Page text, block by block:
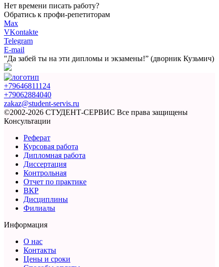
Нет времени писать работу?
Обратись к профи-репетиторам
Max
VKontakte
Telegram
E-mail
"Да забей ты на эти дипломы и экзамены!” (дворник Кузьмич)
+79646811124
+79062884040
zakaz@student-servis.ru
©2002-2026 СТУДЕНТ-СЕРВИС Все права защищены
Консультации
Реферат
Курсовая работа
Дипломная работа
Диссертация
Контрольная
Отчет по практике
ВКР
Дисциплины
Филиалы
Информация
О нас
Контакты
Цены и сроки